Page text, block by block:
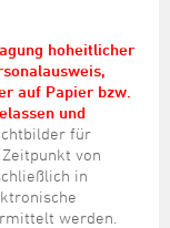
hoheitlicher
auf Papier bzw.
und
für
von
in
werden.